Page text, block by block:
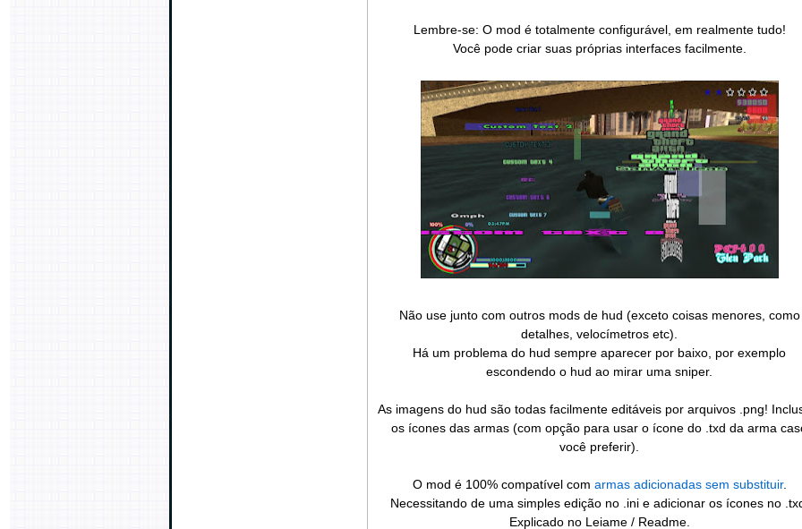
Lembre-se: O mod é totalmente configurável, em realmente tudo!
Você pode criar suas próprias interfaces facilmente.
Não use junto com outros mods de hud (exceto coisas menores, como
detalhes, velocímetros etc).
Há um problema do hud sempre aparecer por baixo, por exemplo
escondendo o hud ao mirar uma sniper.
As imagens do hud são todas facilmente editáveis por arquivos .png!
os ícones das armas (com opção para usar o ícone do .txd da arma
você preferir).
O mod é 100% compatível com armas adicionadas sem substituir.
Necessitando de uma simples edição no .ini e adicionar os ícones no
Explicado no Leiame / Readme.